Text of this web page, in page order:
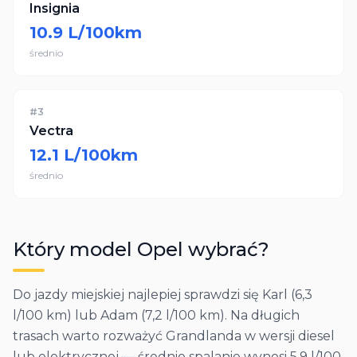
Insignia
10.9 L/100km
średnio
#3
Vectra
12.1 L/100km
średnio
Który model Opel wybrać?
Do jazdy miejskiej najlepiej sprawdzi się Karl (6,3
l/100 km) lub Adam (7,2 l/100 km). Na długich
trasach warto rozważyć Grandlanda w wersji diesel